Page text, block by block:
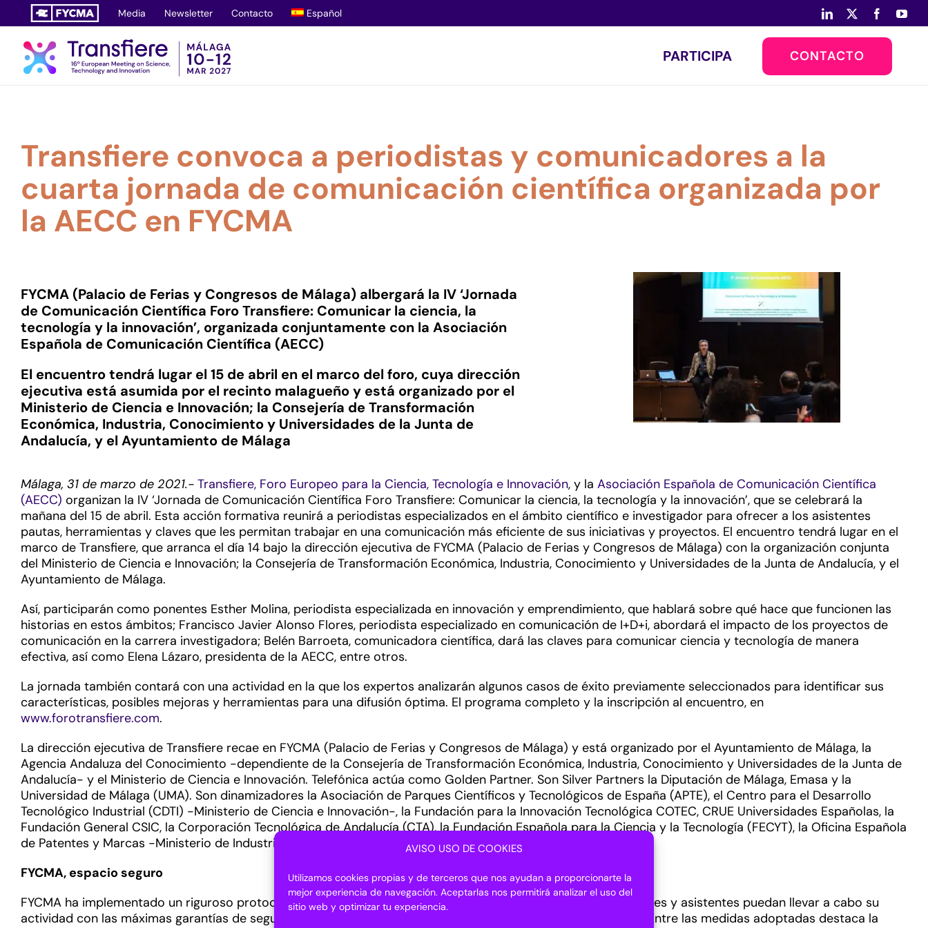
AVISO USO DE COOKIES
Utilizamos cookies propias y de terceros que nos ayudan a proporcionarte la
mejor experiencia de navegación. Aceptarlas nos permitirá analizar el uso del
sitio web y optimizar tu experiencia.
Saltar
al
contenido
Media Newsletter Contacto Español LinkedIn Facebook
PARTICIPA CONTACTO
Transfiere convoca a periodistas y comunicadores a la
cuarta jornada de comunicación científica organizada por
la AECC en FYCMA
FYCMA (Palacio de Ferias y Congresos de Málaga) albergará la IV ‘Jornada
de Comunicación Científica Foro Transfiere: Comunicar la ciencia, la
tecnología y la innovación’, organizada conjuntamente con la Asociación
Española de Comunicación Científica (AECC)
El encuentro tendrá lugar el 15 de abril en el marco del foro, cuya dirección
ejecutiva está asumida por el recinto malagueño y está organizado por el
Ministerio de Ciencia e Innovación; la Consejería de Transformación
Económica, Industria, Conocimiento y Universidades de la Junta de
Andalucía, y el Ayuntamiento de Málaga
Málaga, 31 de marzo de 2021.- Transfiere, Foro Europeo para la Ciencia, Tecnología e Innovación, y la Asociación Española de Comunicación Científica
(AECC) organizan la IV ‘Jornada de Comunicación Científica Foro Transfiere: Comunicar la ciencia, la tecnología y la innovación’, que se celebrará la
mañana del 15 de abril. Esta acción formativa reunirá a periodistas especializados en el ámbito científico e investigador para ofrecer a los asistentes
pautas, herramientas y claves que les permitan trabajar en una comunicación más eficiente de sus iniciativas y proyectos. El encuentro tendrá lugar en el
marco de Transfiere, que arranca el día 14 bajo la dirección ejecutiva de FYCMA (Palacio de Ferias y Congresos de Málaga) con la organización conjunta
del Ministerio de Ciencia e Innovación; la Consejería de Transformación Económica, Industria, Conocimiento y Universidades de la Junta de Andalucía, y el
Ayuntamiento de Málaga.
Así, participarán como ponentes Esther Molina, periodista especializada en innovación y emprendimiento, que hablará sobre qué hace que funcionen las
historias en estos ámbitos; Francisco Javier Alonso Flores, periodista especializado en comunicación de I+D+i, abordará el impacto de los proyectos de
comunicación en la carrera investigadora; Belén Barroeta, comunicadora científica, dará las claves para comunicar ciencia y tecnología de manera
efectiva, así como Elena Lázaro, presidenta de la AECC, entre otros.
La jornada también contará con una actividad en la que los expertos analizarán algunos casos de éxito previamente seleccionados para identificar sus
características, posibles mejoras y herramientas para una difusión óptima. El programa completo y la inscripción al encuentro, en
www.forotransfiere.com.
La dirección ejecutiva de Transfiere recae en FYCMA (Palacio de Ferias y Congresos de Málaga) y está organizado por el Ayuntamiento de Málaga, la
Agencia Andaluza del Conocimiento -dependiente de la Consejería de Transformación Económica, Industria, Conocimiento y Universidades de la Junta de
Andalucía- y el Ministerio de Ciencia e Innovación. Telefónica actúa como Golden Partner. Son Silver Partners la Diputación de Málaga, Emasa y la
Universidad de Málaga (UMA). Son dinamizadores la Asociación de Parques Científicos y Tecnológicos de España (APTE), el Centro para el Desarrollo
Tecnológico Industrial (CDTI) -Ministerio de Ciencia e Innovación-, la Fundación para la Innovación Tecnológica COTEC, CRUE Universidades Españolas, la
Fundación General CSIC, la Corporación Tecnológica de Andalucía (CTA), la Fundación Española para la Ciencia y la Tecnología (FECYT), la Oficina Española
de Patentes y Marcas -Ministerio de Industria, Comercio y Turismo- y Málaga TechPark.
FYCMA, espacio seguro
FYCMA ha implementado un riguroso protocolo para que organizadores, expositores, proveedores, participantes y asistentes puedan llevar a cabo su
actividad con las máximas garantías de seguridad durante los eventos presenciales celebrados en el recinto. Entre las medidas adoptadas destaca la